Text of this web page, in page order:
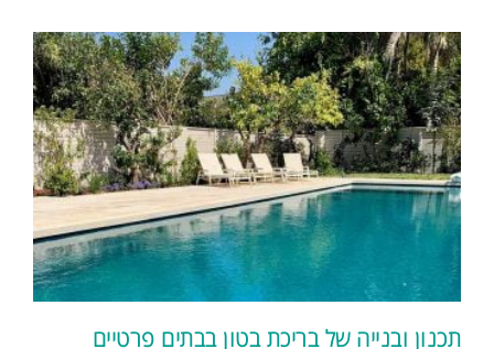
תכנון ובנייה של בריכת בטון בבתים פרטיים